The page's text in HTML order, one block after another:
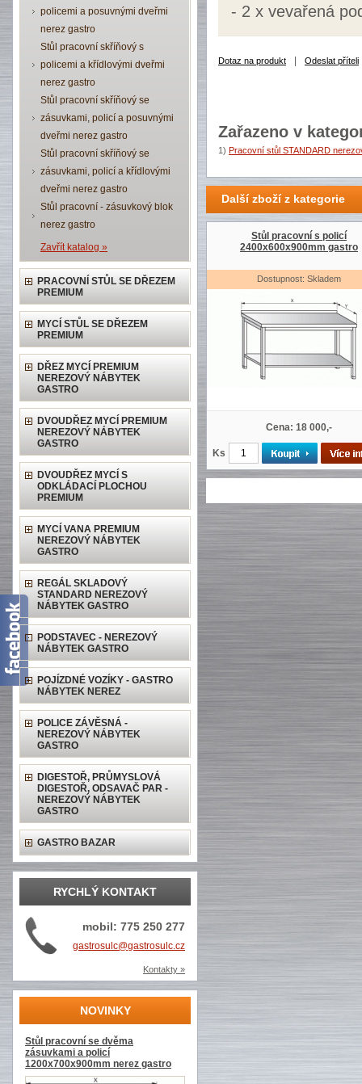
policemi a posuvnými dveřmi
nerez gastro
Stůl pracovní skříňový s
policemi a křídlovými dveřmi
nerez gastro
Stůl pracovní skříňový se
zásuvkami, policí a posuvnými
dveřmi nerez gastro
Stůl pracovní skříňový se
zásuvkami, policí a křídlovými
dveřmi nerez gastro
Stůl pracovní - zásuvkový blok
nerez gastro
Zavřít katalog »
PRACOVNÍ STŮL SE DŘEZEM
PREMIUM
MYCÍ STŮL SE DŘEZEM
PREMIUM
DŘEZ MYCÍ PREMIUM
NEREZOVÝ NÁBYTEK
GASTRO
DVOUDŘEZ MYCÍ PREMIUM
NEREZOVÝ NÁBYTEK
GASTRO
DVOUDŘEZ MYCÍ S
ODKLÁDACÍ PLOCHOU
PREMIUM
MYCÍ VANA PREMIUM
NEREZOVÝ NÁBYTEK
GASTRO
REGÁL SKLADOVÝ
STANDARD NEREZOVÝ
NÁBYTEK GASTRO
PODSTAVEC - NEREZOVÝ
NÁBYTEK GASTRO
POJÍZDNÉ VOZÍKY - GASTRO
NÁBYTEK NEREZ
POLICE ZÁVĚSNÁ -
NEREZOVÝ NÁBYTEK
GASTRO
DIGESTOŘ, PRŮMYSLOVÁ
DIGESTOŘ, ODSAVAČ PAR -
NEREZOVÝ NÁBYTEK
GASTRO
GASTRO BAZAR
RYCHLÝ KONTAKT
mobil: 775 250 277
gastrosulc@gastrosulc.cz
Kontakty »
NOVINKY
Stůl pracovní se dvěma
zásuvkami a policí
1200x700x900mm nerez gastro
- 2 x vevařená
Dotaz na produkt Odeslat příteli
Zařazeno v
1) Pracovní stůl STANDARD
Další zboží z kategorie
Stůl pracovní s policí
2400x600x900mm gastro
Dostupnost: Skladem
Cena: 18 000,-
Ks